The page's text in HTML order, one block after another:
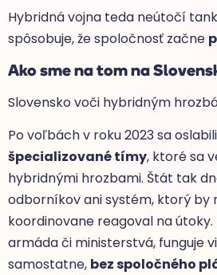
Hybridná vojna teda neútočí
spôsobuje, že spoločnosť začne
Ako sme na tom na
Slovensko voči hybridným
Po voľbách v roku 2023 sa
špecializované tímy, ktoré sa
hybridnými hrozbami. Štát tak
odborníkov ani systém, ktorý by
koordinovane reagoval na útoky.
armáda či ministerstvá, funguje
samostatne, bez spoločného